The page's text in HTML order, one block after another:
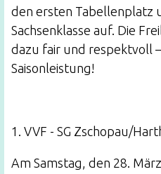
den ersten Tabellenplatz
Sachsenklasse auf. Die
dazu fair und respektvoll
Saisonleistung!
1. VVF - SG Zschopau/
Am Samstag, den 28.